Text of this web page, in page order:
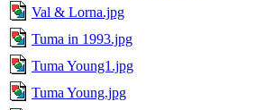
Val & Lorna.jpg
Tuma in 1993.jpg
Tuma Young1.jpg
Tuma Young.jpg